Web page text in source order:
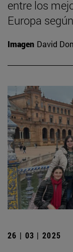
entre los
Europa
Imagen David
26 | 03 | 2025